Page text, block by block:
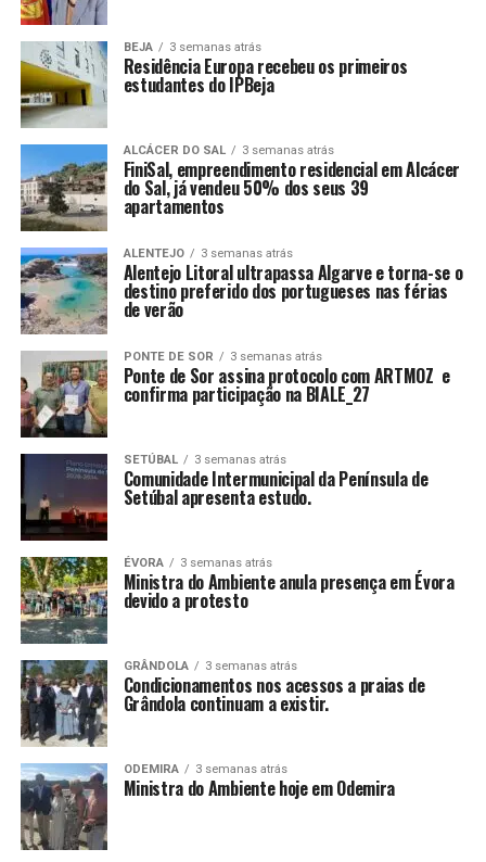
BEJA 3 semanas atrás
Residência Europa recebeu os primeiros
estudantes do IPBeja
ALCÁCER DO SAL 3 semanas atrás
FiniSal, empreendimento residencial em Alcácer
do Sal, já vendeu 50% dos seus 39
apartamentos
ALENTEJO 3 semanas atrás
Alentejo Litoral ultrapassa Algarve e torna-se o
destino preferido dos portugueses nas férias
de verão
PONTE DE SOR 3 semanas atrás
Ponte de Sor assina protocolo com ARTMOZ e
confirma participação na BIALE_27
SETÚBAL 3 semanas atrás
Comunidade Intermunicipal da Península de
Setúbal apresenta estudo.
ÉVORA 3 semanas atrás
Ministra do Ambiente anula presença em Évora
devido a protesto
GRÂNDOLA 3 semanas atrás
Condicionamentos nos acessos a praias de
Grândola continuam a existir.
ODEMIRA 3 semanas atrás
Ministra do Ambiente hoje em Odemira